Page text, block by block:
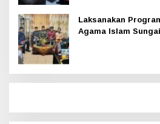
Laksanakan
Agama Islam